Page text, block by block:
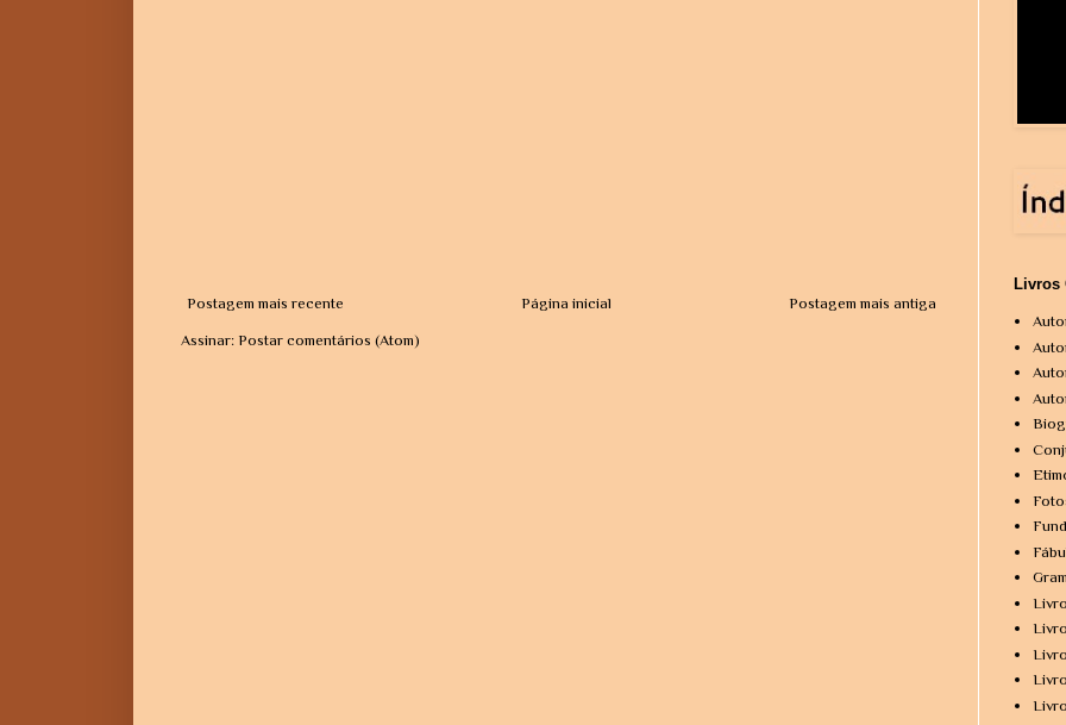
Postagem mais recente Postagem mais antiga
Página inicial
Assinar: Postar comentários (Atom)
Livros